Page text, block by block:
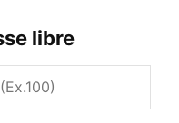
libre